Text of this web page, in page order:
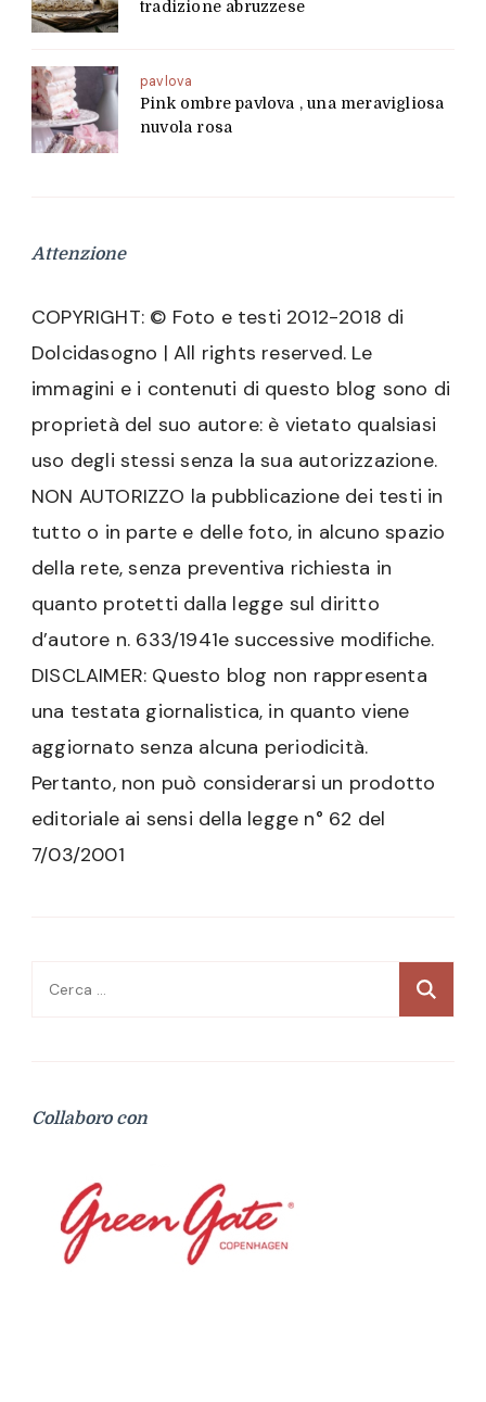
tradizione abruzzese
pavlova
Pink ombre pavlova , una meravigliosa
nuvola rosa
Attenzione
COPYRIGHT: © Foto e testi 2012-2018 di
Dolcidasogno | All rights reserved. Le
immagini e i contenuti di questo blog sono di
proprietà del suo autore: è vietato qualsiasi
uso degli stessi senza la sua autorizzazione.
NON AUTORIZZO la pubblicazione dei testi in
tutto o in parte e delle foto, in alcuno spazio
della rete, senza preventiva richiesta in
quanto protetti dalla legge sul diritto
d’autore n. 633/1941e successive modifiche.
DISCLAIMER: Questo blog non rappresenta
una testata giornalistica, in quanto viene
aggiornato senza alcuna periodicità.
Pertanto, non può considerarsi un prodotto
editoriale ai sensi della legge n° 62 del
7/03/2001
Ricerca
Collaboro con